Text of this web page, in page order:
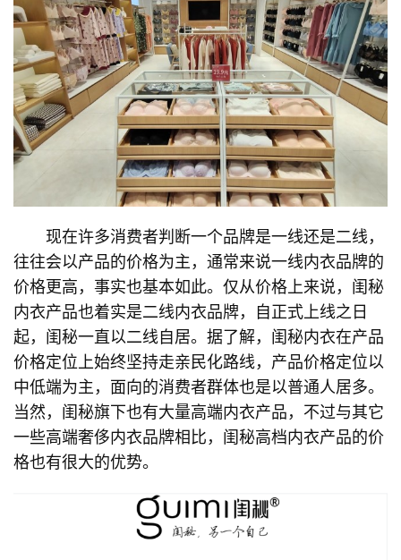
现在许多消费者判断一个品牌是一线还是二线，
往往会以产品的价格为主，通常来说一线内衣品牌的
价格更高，事实也基本如此。仅从价格上来说，闺秘
内衣产品也着实是二线内衣品牌，自正式上线之日
起，闺秘一直以二线自居。据了解，闺秘内衣在产品
价格定位上始终坚持走亲民化路线，产品价格定位以
中低端为主，面向的消费者群体也是以普通人居多。
当然，闺秘旗下也有大量高端内衣产品，不过与其它
一些高端奢侈内衣品牌相比，闺秘高档内衣产品的价
格也有很大的优势。